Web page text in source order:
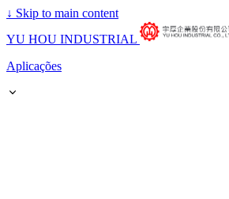
↓ Skip to main content
YU HOU INDUSTRIAL
Aplicações